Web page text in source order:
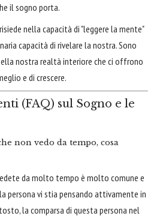
il sogno porta.
nella capacità di "leggere la mente"
capacità di rivelare la nostra. Sono
nostra realtà interiore che ci offrono
e di crescere.
(FAQ) sul Sogno e le
non vedo da tempo, cosa
da molto tempo è molto comune e
persona vi stia pensando attivamente in
la comparsa di questa persona nel